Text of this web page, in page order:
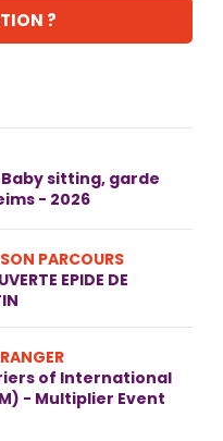
?
sitting, garde
- 2026
PARCOURS
EPIDE DE
of International
- Multiplier Event